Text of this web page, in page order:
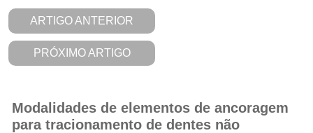
ARTIGO ANTERIOR
PRÓXIMO ARTIGO
Modalidades de elementos de ancoragem
para tracionamento de dentes não